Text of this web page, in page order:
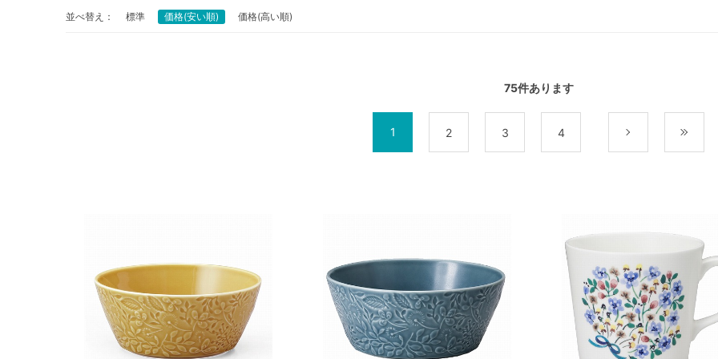
並べ替え： 標準 価格(安い順) 価格(高い順)
75件あります
1 2 3 4